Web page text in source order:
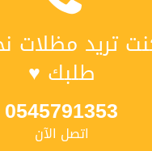
تريد مظلات
طلبك ♥
0545791353
اتصل الآن